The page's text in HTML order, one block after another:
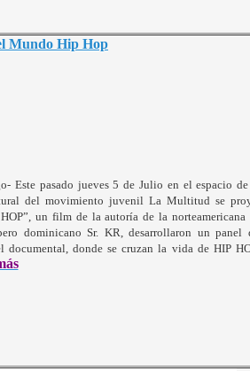
Mundo Hip Hop
Este pasado jueves 5 de Julio en el espacio
del movimiento juvenil La Multitud se
un film de la autoría de la norteamericana
dominicano Sr. KR, desarrollaron un panel
documental, donde se cruzan la vida de HIP